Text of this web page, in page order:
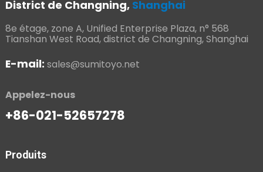
District de Changning, Shanghai
8e étage, zone A, Unified Enterprise Plaza, n° 568
Tianshan West Road, district de Changning, Shanghai
E-mail: sales@sumitoyo.net
Appelez-nous
+86-021-52657278
Produits